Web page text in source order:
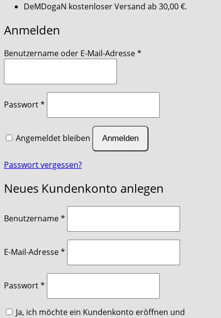
DeMDogaN kostenloser Versand ab 30,00 €.
Anmelden
Benutzername oder E-Mail-Adresse*
Passwort*
Angemeldet bleiben Anmelden
Passwort vergessen?
Neues Kundenkonto anlegen
Benutzername*
E-Mail-Adresse*
Passwort*
Ja, ich möchte ein Kundenkonto eröffnen und